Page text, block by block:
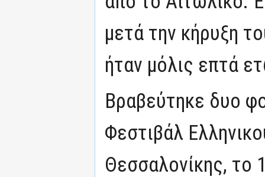
μετά την κήρυξη
ήταν μόλις επτά
Βραβεύτηκε δυο
Φεστιβάλ
Θεσσαλονίκης, το